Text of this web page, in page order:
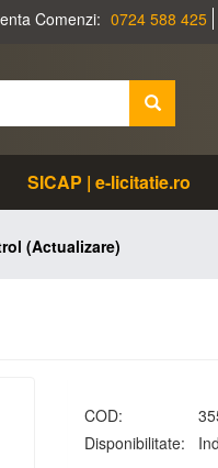
Comenzi: 0724 588 425
SICAP | e-licitatie.ro
(Actualizare)
COD:
Disponibilitate: